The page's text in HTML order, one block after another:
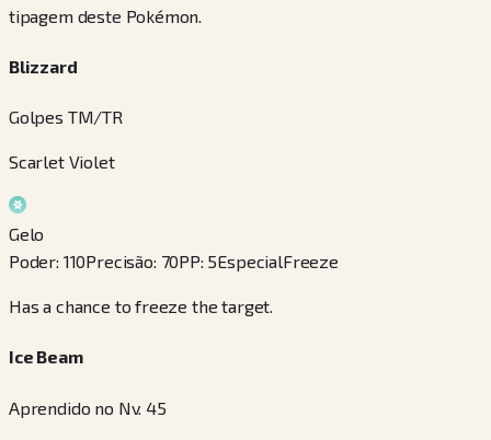
tipagem deste Pokémon.
Blizzard
Golpes TM/TR
Scarlet Violet
Gelo
Poder: 110Precisão: 70PP: 5EspecialFreeze
Has a chance to freeze the target.
Ice Beam
Aprendido no Nv. 45